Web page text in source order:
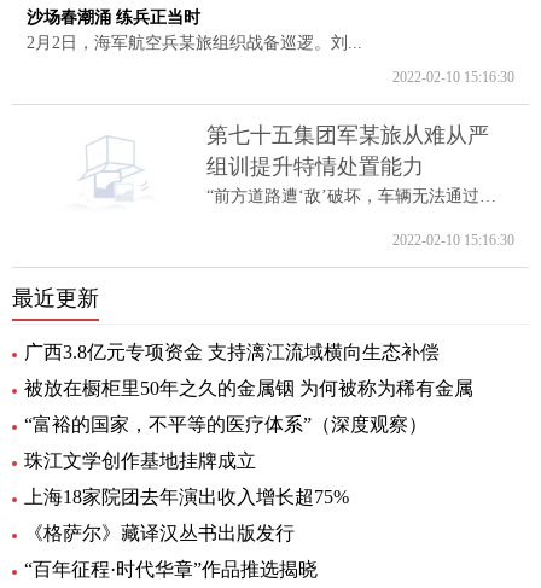
沙场春潮涌 练兵正当时
2月2日，海军航空兵某旅组织战备巡逻。刘...
2022-02-10 15:16:30
第七十五集团军某旅从难从严
组训提升特情处置能力
“前方道路遭‘敌’破坏，车辆无法通过。...
2022-02-10 15:16:30
最近更新
广西3.8亿元专项资金 支持漓江流域横向生态补偿
被放在橱柜里50年之久的金属铟 为何被称为稀有金属
“富裕的国家，不平等的医疗体系”（深度观察）
珠江文学创作基地挂牌成立
上海18家院团去年演出收入增长超75%
《格萨尔》藏译汉丛书出版发行
“百年征程·时代华章”作品推选揭晓